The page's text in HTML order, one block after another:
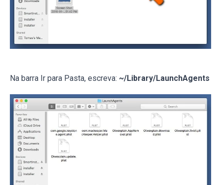
Na barra Ir para Pasta, escreva: ~/Library/LaunchAgents